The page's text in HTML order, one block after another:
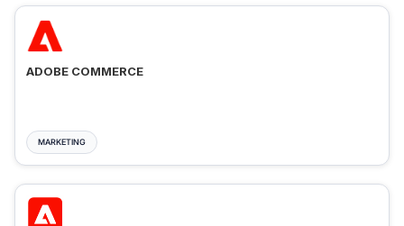
ADOBE COMMERCE
MARKETING